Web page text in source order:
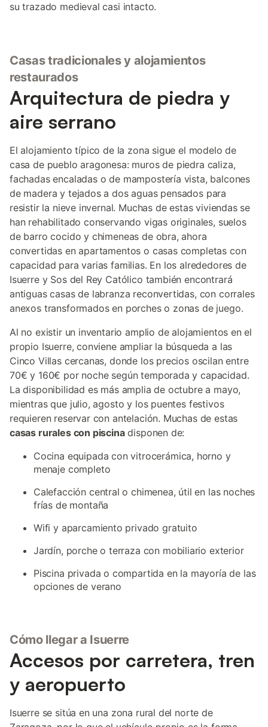
su trazado medieval casi intacto.
Casas tradicionales y alojamientos
restaurados
Arquitectura de piedra y
aire serrano
El alojamiento típico de la zona sigue el modelo de
casa de pueblo aragonesa: muros de piedra caliza,
fachadas encaladas o de mampostería vista, balcones
de madera y tejados a dos aguas pensados para
resistir la nieve invernal. Muchas de estas viviendas se
han rehabilitado conservando vigas originales, suelos
de barro cocido y chimeneas de obra, ahora
convertidas en apartamentos o casas completas con
capacidad para varias familias. En los alrededores de
Isuerre y Sos del Rey Católico también encontrará
antiguas casas de labranza reconvertidas, con corrales
anexos transformados en porches o zonas de juego.
Al no existir un inventario amplio de alojamientos en el
propio Isuerre, conviene ampliar la búsqueda a las
Cinco Villas cercanas, donde los precios oscilan entre
70€ y 160€ por noche según temporada y capacidad.
La disponibilidad es más amplia de octubre a mayo,
mientras que julio, agosto y los puentes festivos
requieren reservar con antelación. Muchas de estas
casas rurales con piscinadisponen de:
Cocina equipada con vitrocerámica, horno y
menaje completo
Calefacción central o chimenea, útil en las noches
frías de montaña
Wifi y aparcamiento privado gratuito
Jardín, porche o terraza con mobiliario exterior
Piscina privada o compartida en la mayoría de las
opciones de verano
Cómo llegar a Isuerre
Accesos por carretera, tren
y aeropuerto
Isuerre se sitúa en una zona rural del norte de